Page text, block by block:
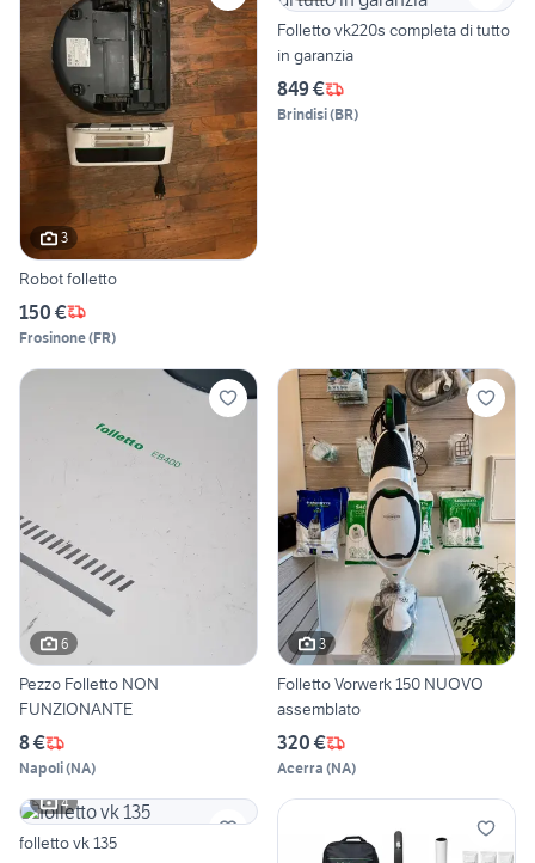
3
Robot folletto
150 €
Frosinone(FR)
Folletto vk220s completa di tutto
in garanzia
849 €
Brindisi(BR)
6
Pezzo Folletto NON
FUNZIONANTE
8 €
Napoli(NA)
3
Folletto Vorwerk 150 NUOVO
assemblato
320 €
Acerra (NA)
4
folletto vk 135